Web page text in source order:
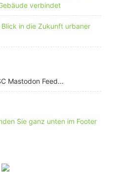
verbindet
in die Zukunft urbaner
Mastodon Feed...
Sie ganz unten im Footer